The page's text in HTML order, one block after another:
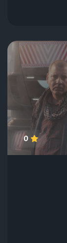
0